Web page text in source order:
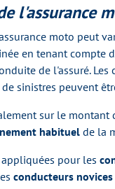
l'assurance
moto peut
en tenant compte
de l'assuré.
sinistres peuvent
sur le
habituel de la
pour les
conducteurs novices